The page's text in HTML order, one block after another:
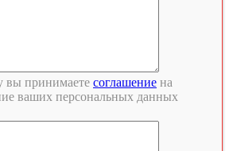
вы принимаете соглашение на
ваших персональных данных